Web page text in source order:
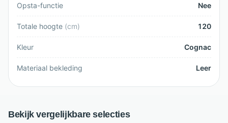
Opsta-functie Nee
Totale hoogte (cm) 120
Kleur Cognac
Materiaal bekleding Leer
Bekijk vergelijkbare selecties